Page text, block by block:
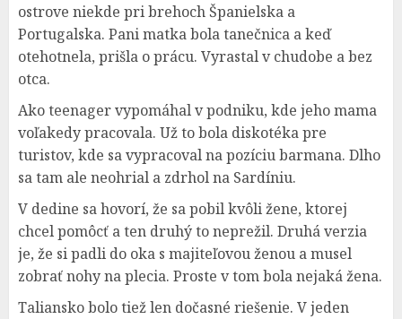
ostrove niekde pri brehoch Španielska a
Portugalska. Pani matka bola tanečnica a keď
otehotnela, prišla o prácu. Vyrastal v chudobe a bez
otca.
Ako teenager vypomáhal v podniku, kde jeho mama
voľakedy pracovala. Už to bola diskotéka pre
turistov, kde sa vypracoval na pozíciu barmana. Dlho
sa tam ale neohrial a zdrhol na Sardíniu.
V dedine sa hovorí, že sa pobil kvôli žene, ktorej
chcel pomôcť a ten druhý to neprežil. Druhá verzia
je, že si padli do oka s majiteľovou ženou a musel
zobrať nohy na plecia. Proste v tom bola nejaká žena.
Taliansko bolo tiež len dočasné riešenie. V jeden